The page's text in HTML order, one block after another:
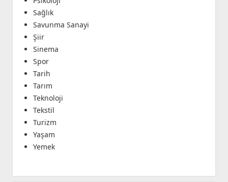
Sağlık
Savunma Sanayi
Şiir
Sinema
Spor
Tarih
Tarım
Teknoloji
Tekstil
Turizm
Yaşam
Yemek